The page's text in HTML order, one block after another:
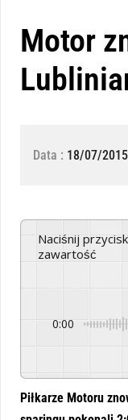
Motor
Data : 18/07/2015
Naciśnij przycisk odtwarzania, aby odsłuchać tę
zawartość
0:00
Piłkarze Motoru